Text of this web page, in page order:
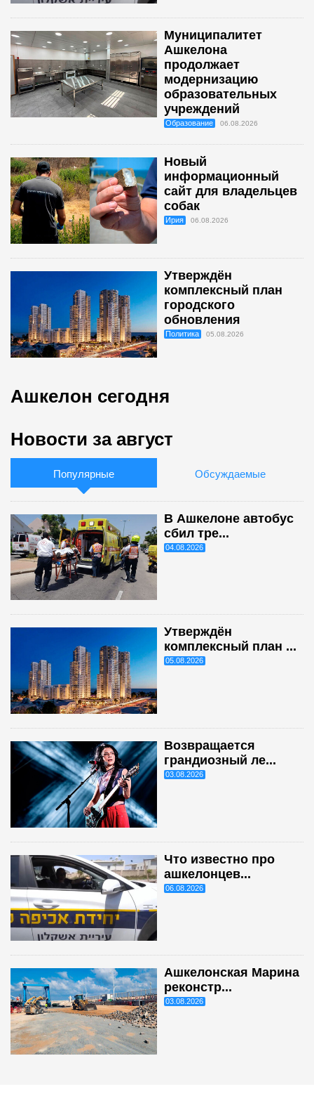
Муниципалитет
Ашкелона
продолжает
модернизацию
образовательных
учреждений
Образование 06.08.2026
Новый
информационный
сайт для владельцев
собак
Ирия 06.08.2026
Утверждён
комплексный план
городского
обновления
Политика 05.08.2026
Ашкелон сегодня
Новости за август
Популярные Обсуждаемые
В Ашкелоне автобус
сбил тре...
04.08.2026
Утверждён
комплексный план ...
05.08.2026
Возвращается
грандиозный ле...
03.08.2026
Что известно про
ашкелонцев...
06.08.2026
Ашкелонская Марина
реконстр...
03.08.2026